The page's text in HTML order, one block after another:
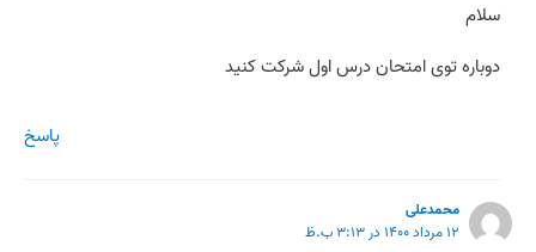
سلام
دوباره توی امتحان درس اول شرکت کنید
پاسخ
محمدعلی
۱۲ مرداد ۱۴۰۰ در ۳:۱۳ ب.ظ